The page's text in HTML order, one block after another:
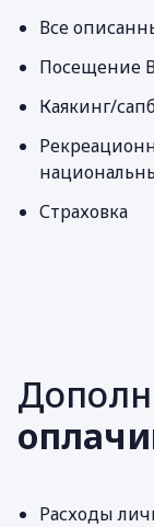
Все
Посещение
Каякинг/
Страховка
Расходы